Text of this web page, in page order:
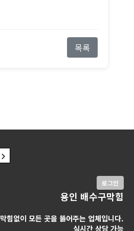
목록
로그인
용인 배수구막힘
막힘없이 모든 곳을 뚫어주는 업체입니다.
실시간 상담 가능